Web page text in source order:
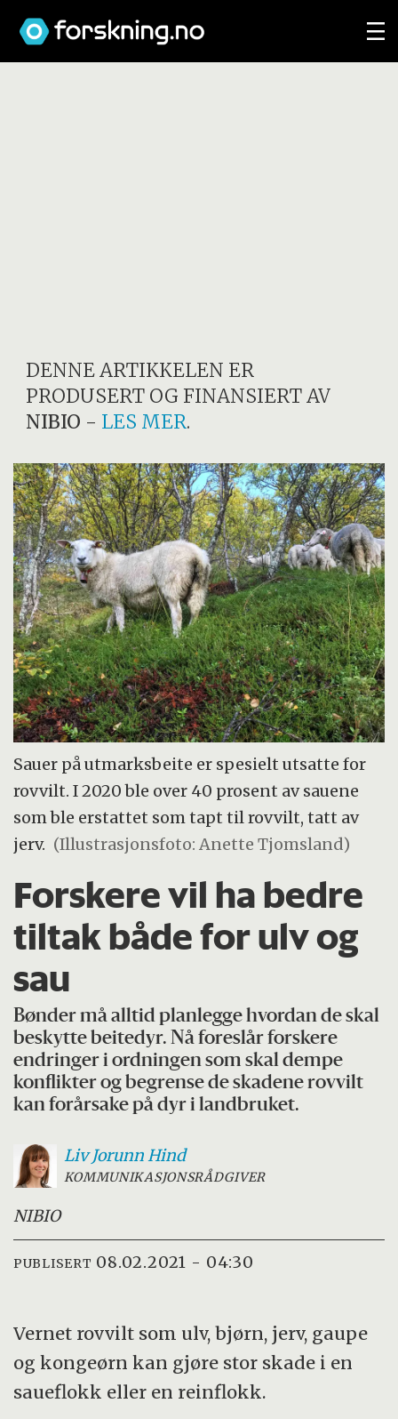
DENNE ARTIKKELEN ER
PRODUSERT OG FINANSIERT AV
NIBIO - LES MER.
Sauer på utmarksbeite er spesielt utsatte for
rovvilt. I 2020 ble over 40 prosent av sauene
som ble erstattet som tapt til rovvilt, tatt av
jerv. (Illustrasjonsfoto: Anette Tjomsland)
Forskere vil ha bedre
tiltak både for ulv og
sau
Bønder må alltid planlegge hvordan de skal
beskytte beitedyr. Nå foreslår forskere
endringer i ordningen som skal dempe
konflikter og begrense de skadene rovvilt
kan forårsake på dyr i landbruket.
Liv JorunnHind
KOMMUNIKASJONSRÅDGIVER
NIBIO
PUBLISERT 08.02.2021 - 04:30
Vernet rovvilt som ulv, bjørn, jerv, gaupe
og kongeørn kan gjøre stor skade i en
saueflokk eller en reinflokk.